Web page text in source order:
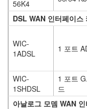
56K4
DSL WAN 인터페이스
WIC-
1ADSL
1 포트
WIC-
1SHDSL
1 포트
드
아날로그 모뎀 WAN